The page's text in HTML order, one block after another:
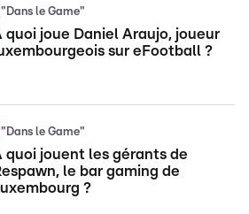
"Dans le Game"
quoi joue Daniel Araujo, joueur
sur eFootball ?
"Dans le Game"
quoi jouent les gérants de
le bar gaming de
?